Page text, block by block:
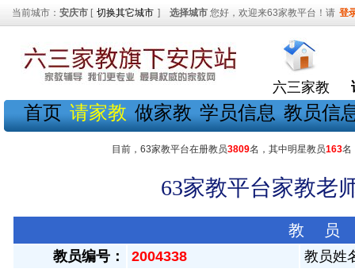
当前城市： 安庆市 [ 切换其它城市 ] 选择城市 您好，欢迎来63家教平台！请 登
六三家教
首页 请家教 做家教 学员信息 教员信
目前，63家教平台在册教员3809名，其中明星教员163名
63家教平台家教老
教 员
教员编号： 2004338 教员姓